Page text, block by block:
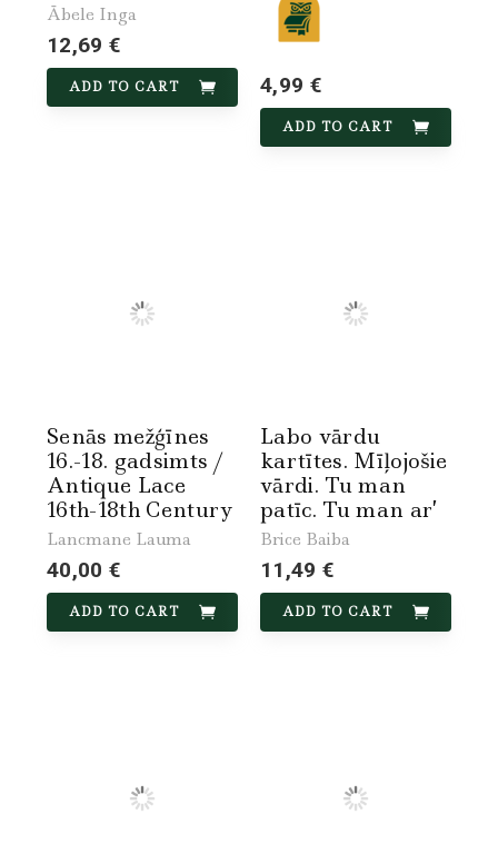
Ābele Inga
12,69 €
ADD TO CART 4,99 €
ADD TO CART
Senās mežģīnes
16.-18. gadsimts /
Antique Lace
16th-18th Century
Lancmane Lauma
40,00 €
ADD TO CART
Labo vārdu
kartītes. Mīļojošie
vārdi. Tu man
patīc. Tu man ar’
Brice Baiba
11,49 €
ADD TO CART